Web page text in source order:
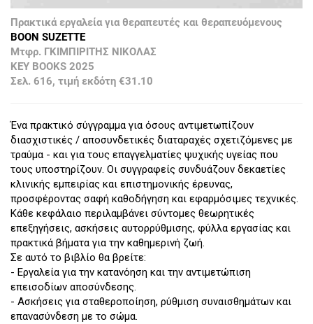
Πρακτικά εργαλεία για θεραπευτές και θεραπευόμενους
BOON SUZETTE
Μτφρ. ΓΚΙΜΠΙΡΙΤΗΣ ΝΙΚΟΛΑΣ
KEY BOOKS 2025
Σελ. 616, τιμή εκδότη €31.10
Ένα πρακτικό σύγγραμμα για όσους αντιμετωπίζουν
διασχιστικές / αποσυνδετικές διαταραχές σχετιζόμενες με
τραύμα - και για τους επαγγελματίες ψυχικής υγείας που
τους υποστηρίζουν. Οι συγγραφείς συνδυάζουν δεκαετίες
κλινικής εμπειρίας και επιστημονικής έρευνας,
προσφέροντας σαφή καθοδήγηση και εφαρμόσιμες τεχνικές.
Κάθε κεφάλαιο περιλαμβάνει σύντομες θεωρητικές
επεξηγήσεις, ασκήσεις αυτορρύθμισης, φύλλα εργασίας και
πρακτικά βήματα για την καθημερινή ζωή.
Σε αυτό το βιβλίο θα βρείτε:
- Εργαλεία για την κατανόηση και την αντιμετώπιση
επεισοδίων αποσύνδεσης.
- Ασκήσεις για σταθεροποίηση, ρύθμιση συναισθημάτων και
επανασύνδεση με το σώμα.